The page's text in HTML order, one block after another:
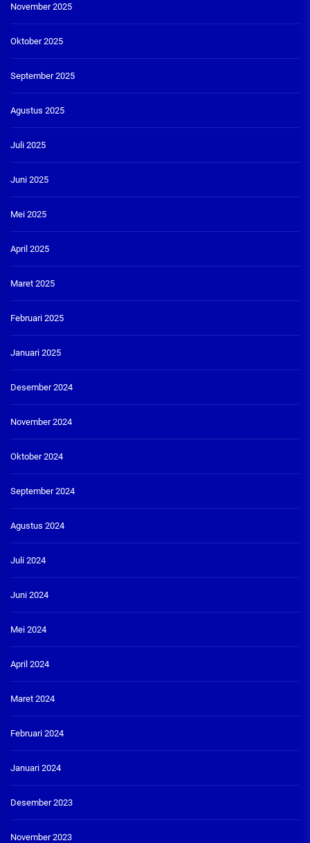
November 2025
Oktober 2025
September 2025
Agustus 2025
Juli 2025
Juni 2025
Mei 2025
April 2025
Maret 2025
Februari 2025
Januari 2025
Desember 2024
November 2024
Oktober 2024
September 2024
Agustus 2024
Juli 2024
Juni 2024
Mei 2024
April 2024
Maret 2024
Februari 2024
Januari 2024
Desember 2023
November 2023